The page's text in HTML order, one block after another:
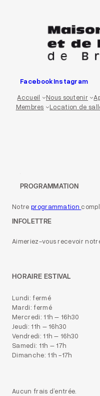
FacebookInstagram
Accueil
Nous soutenir
Membres
Location de
PROGRAMMATION
Notre programmation
INFOLETTRE
Aimeriez-vous recevoir
HORAIRE ESTIVAL
Lundi: fermé
Mardi: fermé
Mercredi: 11h – 16h30
Jeudi: 11h – 16h30
Vendredi: 11h – 16h30
Samedi: 11h – 17h
Dimanche: 11h -17h
Aucun frais d’entrée.